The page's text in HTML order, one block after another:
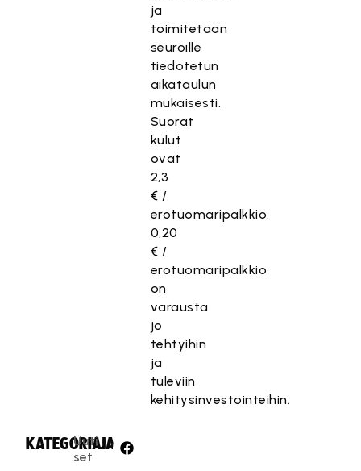
ja
toimitetaan
seuroille
tiedotetun
aikataulun
mukaisesti.
Suorat
kulut
ovat
2,3
€ /
erotuomaripalkkio.
0,20
€ /
erotuomaripalkkio
on
varausta
jo
tehtyihin
ja
tuleviin
kehitysinvestointeihin.
KATEGORIA:
Uuti
set
JAA: